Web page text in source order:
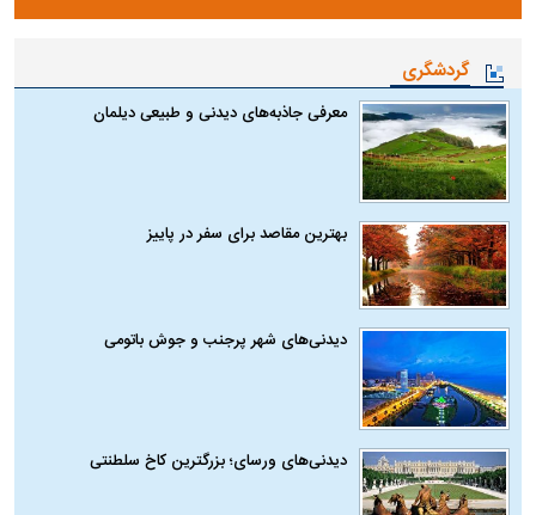
گردشگری
معرفی جاذبه‌های دیدنی و طبیعی دیلمان
بهترین مقاصد برای سفر در پاییز
دیدنی‌های شهر پرجنب و جوش باتومی
دیدنی‌های ورسای؛ بزرگترین کاخ سلطنتی